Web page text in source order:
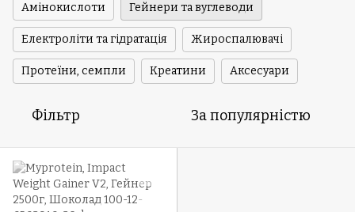
Амінокислоти Гейнери та вуглеводи
Електроліти та гідратація Жироспалювачі
Протеїни, семпли Креатини Аксесуари
Фільтр За популярністю